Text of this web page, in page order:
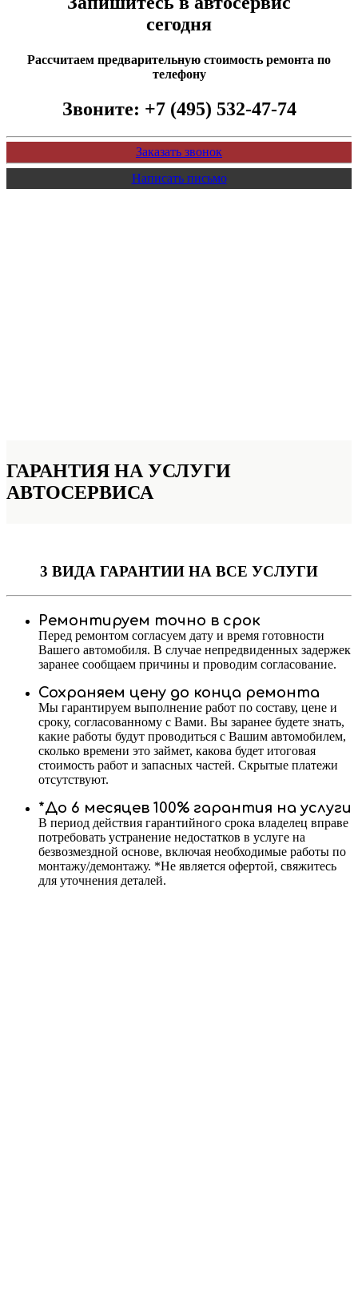
сегодня
Рассчитаем предварительную стоимость ремонта по
телефону
Звоните: +7 (495) 532-47-74
Заказать звонок
Написать письмо
ГАРАНТИЯ НА УСЛУГИ
АВТОСЕРВИСА
3 ВИДА ГАРАНТИИ НА ВСЕ УСЛУГИ
Ремонтируем точно в срок
Перед ремонтом согласуем дату и время готовности
Вашего автомобиля. В случае непредвиденных задержек
заранее сообщаем причины и проводим согласование.
Сохраняем цену до конца ремонта
Мы гарантируем выполнение работ по составу, цене и
сроку, согласованному с Вами. Вы заранее будете знать,
какие работы будут проводиться с Вашим автомобилем,
сколько времени это займет, какова будет итоговая
стоимость работ и запасных частей. Скрытые платежи
отсутствуют.
*До 6 месяцев 100% гарантия на услуги
В период действия гарантийного срока владелец вправе
потребовать устранение недостатков в услуге на
безвозмездной основе, включая необходимые работы по
монтажу/демонтажу. *Не является офертой, свяжитесь
для уточнения деталей.